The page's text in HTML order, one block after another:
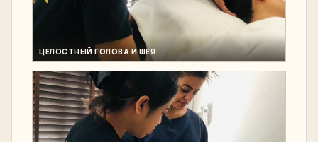
ЦЕЛОСТНЫЙ ГОЛОВА И ШЕЯ